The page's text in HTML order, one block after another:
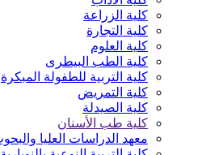
كلية الزراعة
كلية التجارة
كلية العلوم
كلية الطب البيطرى
كلية التربية للطفولة المبكرة
كلية التمريض
كلية الصيدلة
كلية طب الأسنان
معهد الدراسات العليا